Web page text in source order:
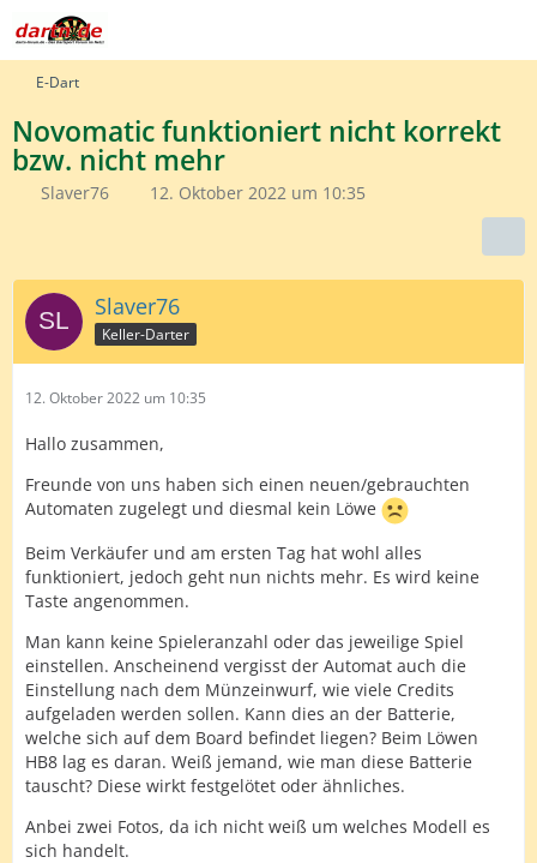
E-Dart
Novomatic funktioniert nicht korrekt
bzw. nicht mehr
Slaver76 12. Oktober 2022 um 10:35
Slaver76
Keller-Darter
12. Oktober 2022 um 10:35
Hallo zusammen,
Freunde von uns haben sich einen neuen/gebrauchten
Automaten zugelegt und diesmal kein Löwe
Beim Verkäufer und am ersten Tag hat wohl alles
funktioniert, jedoch geht nun nichts mehr. Es wird keine
Taste angenommen.
Man kann keine Spieleranzahl oder das jeweilige Spiel
einstellen. Anscheinend vergisst der Automat auch die
Einstellung nach dem Münzeinwurf, wie viele Credits
aufgeladen werden sollen. Kann dies an der Batterie,
welche sich auf dem Board befindet liegen? Beim Löwen
HB8 lag es daran. Weiß jemand, wie man diese Batterie
tauscht? Diese wirkt festgelötet oder ähnliches.
Anbei zwei Fotos, da ich nicht weiß um welches Modell es
sich handelt.